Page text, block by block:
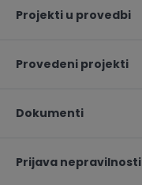
Projekti u provedbi
Provedeni projekti
Dokumenti
Prijava nepravilnosti